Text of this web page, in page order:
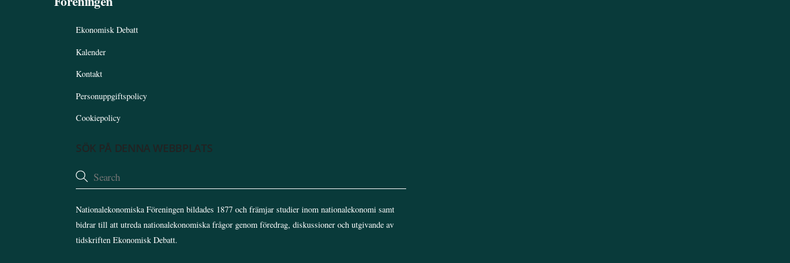
Ekonomisk Debatt
Kalender
Kontakt
Personuppgiftspolicy
Cookiepolicy
SÖK PÅ DENNA WEBBPLATS
Nationalekonomiska Föreningen bildades 1877 och främjar studier inom nationalekonomi samt
bidrar till att utreda nationalekonomiska frågor genom föredrag, diskussioner och utgivande av
tidskriften Ekonomisk Debatt.